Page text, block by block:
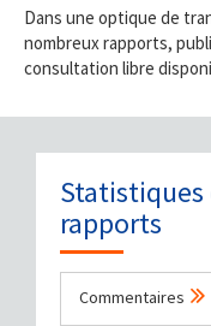
Dans une optique de
nombreux rapports,
consultation libre
rapports
Commentaires